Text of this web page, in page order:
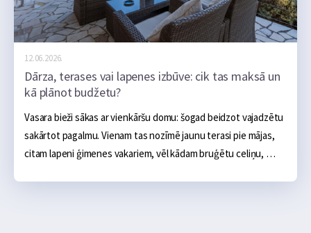
12.06.2026.
Dārza, terases vai lapenes izbūve: cik tas maksā un
kā plānot budžetu?
Vasara bieži sākas ar vienkāršu domu: šogad beidzot vajadzētu
sakārtot pagalmu. Vienam tas nozīmē jaunu terasi pie mājas,
citam lapeni ģimenes vakariem, vēl kādam bruģētu celiņu,